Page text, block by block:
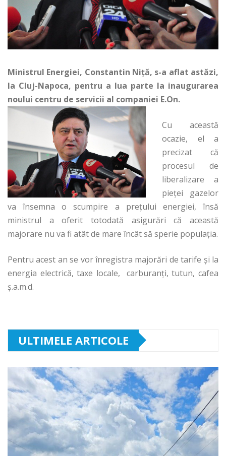
Ministrul Energiei, Constantin Niţă, s-a aflat astăzi,
la Cluj-Napoca, pentru a lua parte la inaugurarea
noului centru de servicii al companiei E.On.
Cu această
ocazie, el a
precizat că
procesul de
liberalizare a
pieţei gazelor
va însemna o scumpire a preţului energiei, însă
ministrul a oferit totodată asigurări că această
majorare nu va fi atât de mare încât să sperie populaţia.
Pentru acest an se vor înregistra majorări de tarife şi la
energia electrică, taxe locale, carburanţi, tutun, cafea
ş.a.m.d.
ULTIMELE ARTICOLE